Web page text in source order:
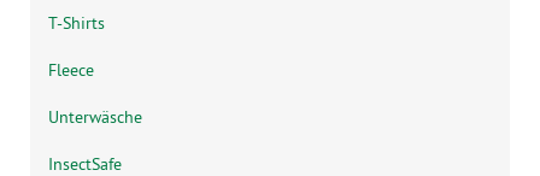
T-Shirts
Fleece
Unterwäsche
InsectSafe